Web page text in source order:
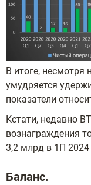
В итоге,
умудряется
показатели
Кстати, недавно
вознаграждения
3,2 млрд в 1П 2024
Баланс.